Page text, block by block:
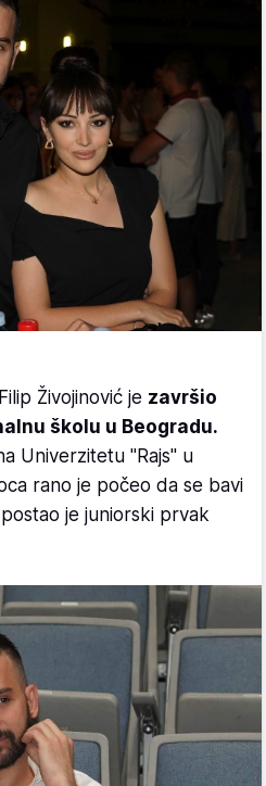
Živojinović je završio
školu u Beogradu.
Univerzitetu "Rajs" u
rano je počeo da se bavi
je juniorski prvak